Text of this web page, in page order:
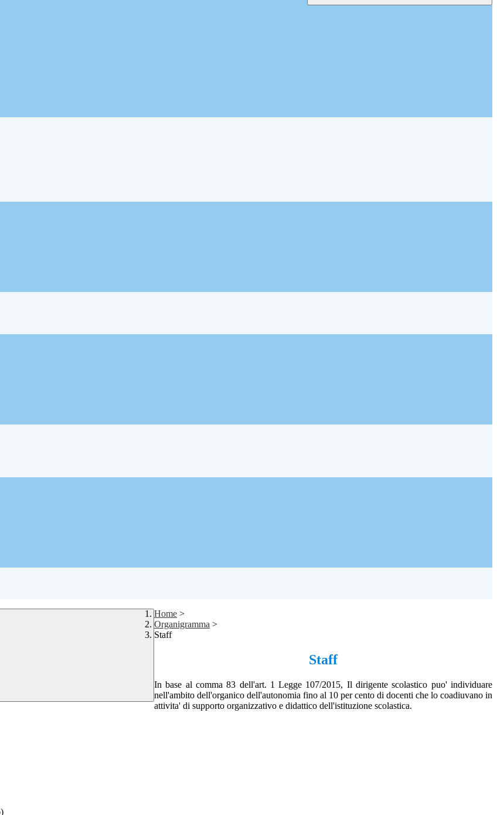
Home >
Organigramma >
Staff
Staff
In base al comma 83 dell'art. 1 Legge 107/2015, Il dirigente scolastico puo' individuare
nell'ambito dell'organico dell'autonomia fino al 10 per cento di docenti che lo coadiuvano in
attivita' di supporto organizzativo e didattico dell'istituzione scolastica.